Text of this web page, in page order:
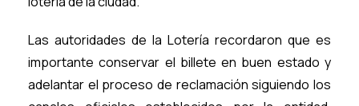
Las autoridades de la Lotería recordaron que es
importante conservar el billete en buen estado y
adelantar el proceso de reclamación siguiendo los